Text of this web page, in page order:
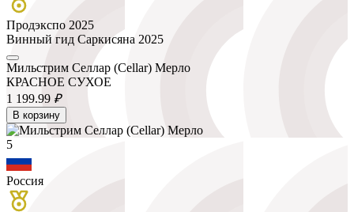
Продэкспо 2025
Винный гид Саркисяна 2025
Мильстрим Селлар (Cellar) Мерло
КРАСНОЕ СУХОЕ
1 199.99 ₽
В корзину
5
Россия